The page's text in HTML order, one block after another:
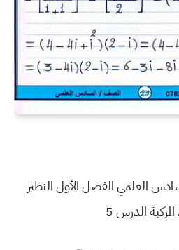
العلمي الفصل الأول النظير
الدرس 5